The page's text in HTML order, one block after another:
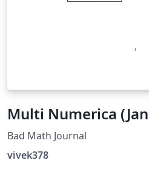
Multi Numerica
Bad Math Journal
vivek378